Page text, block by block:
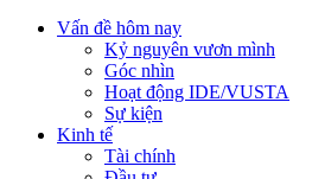
Vấn đề hôm nay
Kỷ nguyên vươn mình
Góc nhìn
Hoạt động IDE/VUSTA
Sự kiện
Kinh tế
Tài chính